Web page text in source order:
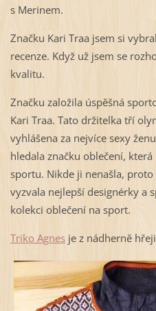
s Merinem.
Značku Kari Traa jsem si
recenze. Když už jsem se
kvalitu.
Značku založila úspěšná
Kari Traa. Tato držitelka tří
vyhlášena za nejvíce sexy
hledala značku oblečení,
sportu. Nikde ji nenašla,
vyzvala nejlepší designérky a
kolekci oblečení na sport.
Triko Agnesje z nádherně